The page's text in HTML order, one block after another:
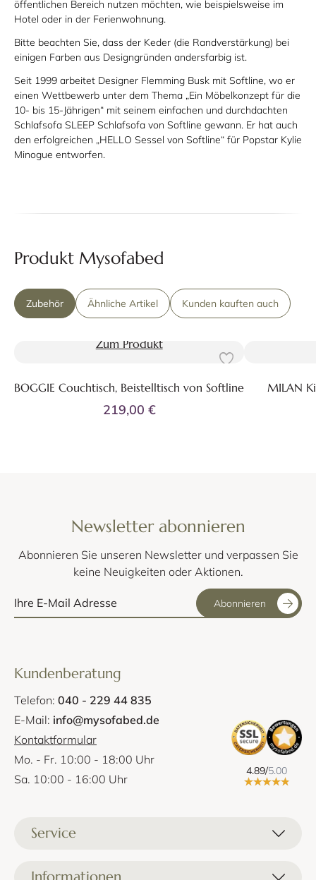
öffentlichen Bereich nutzen möchten, wie beispielsweise im
Hotel oder in der Ferienwohnung.
Bitte beachten Sie, dass der Keder (die Randverstärkung) bei
einigen Farben aus Designgründen andersfarbig ist.
Seit 1999 arbeitet Designer Flemming Busk mit Softline, wo er
einen Wettbewerb unter dem Thema „Ein Möbelkonzept für die
10- bis 15-Jährigen“ mit seinem einfachen und durchdachten
Schlafsofa SLEEP Schlafsofa von Softline gewann. Er hat auch
den erfolgreichen „HELLO Sessel von Softline“ für Popstar Kylie
Minogue entworfen.
Produkt Mysofabed
Zubehör Ähnliche Artikel Kunden kauften auch
Zum Produkt
BOGGIE Couchtisch, Beistelltisch von Softline
219,00 €
MILAN
Newsletter abonnieren
Abonnieren Sie unseren Newsletter und verpassen Sie
keine Neuigkeiten oder Aktionen.
Abonnieren
Kundenberatung
Telefon: 040 - 229 44 835
E-Mail: info@mysofabed.de
Kontaktformular
Mo. - Fr. 10:00 - 18:00 Uhr
Sa. 10:00 - 16:00 Uhr
4.89/5.00
Service
Liefer- und Versandkosten